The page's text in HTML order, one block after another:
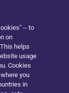
-- to
on
helps
usage
Cookies
you
in